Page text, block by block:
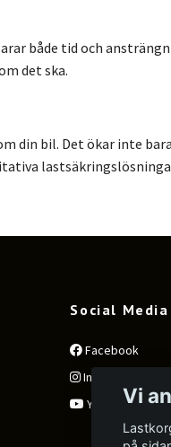
både tid och
det ska.
din bil. Det ökar inte
Social Media
Facebook
Instagram
YouTubeVi